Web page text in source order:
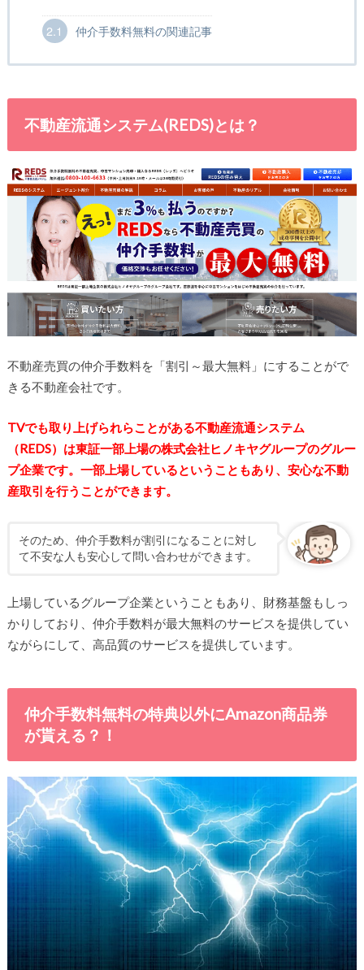
2.1 仲介手数料無料の関連記事
不動産流通システム(REDS)とは？
不動産売買の仲介手数料を「割引～最大無料」にすることがで
きる不動産会社です。
TVでも取り上げられらことがある不動産流通システム
（REDS）は東証一部上場の株式会社ヒノキヤグループのグルー
プ企業です。一部上場しているということもあり、安心な不動
産取引を行うことができます。
そのため、仲介手数料が割引になることに対し
て不安な人も安心して問い合わせができます。
上場しているグループ企業ということもあり、財務基盤もしっ
かりしており、仲介手数料が最大無料のサービスを提供してい
ながらにして、高品質のサービスを提供しています。
仲介手数料無料の特典以外にAmazon商品券
が貰える？！